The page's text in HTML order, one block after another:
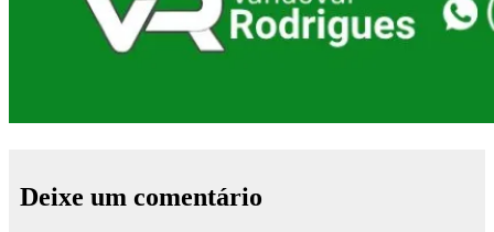
Deixe um comentário